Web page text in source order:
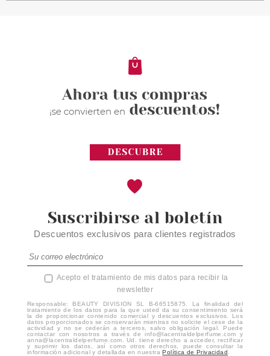
4.85€
Suscribirse al boletín
Descuentos exclusivos para clientes registrados
Acepto el tratamiento de mis datos para recibir la
newsletter
Responsable: BEAUTY DIVISION SL B-66515875. La finalidad del
tratamiento de los datos para la que usted da su consentimiento será
la de proporcionar contenido comercial y descuentos exclusivos. Los
datos proporcionados se conservarán mientras no solicite el cese de la
actividad y no se cederán a terceros, salvo obligación legal. Puede
contactar con nosotros a través de info@lacentraldelperfume.com y
anna@lacentraldelperfume.com. Ud. tiene derecho a acceder, rectificar
y suprimir los datos, así como otros derechos, puede consultar la
información adicional y detallada en nuestraPolítica de Privacidad